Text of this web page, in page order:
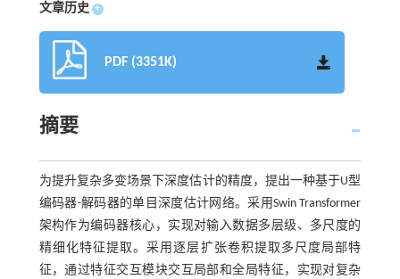
文章历史 +
PDF (3351K)
摘要
为提升复杂多变场景下深度估计的精度，提出一种基于U型
编码器-解码器的单目深度估计网络。采用Swin Transformer
架构作为编码器核心，实现对输入数据多层级、多尺度的
精细化特征提取。采用逐层扩张卷积提取多尺度局部特
征，通过特征交互模块交互局部和全局特征，实现对复杂